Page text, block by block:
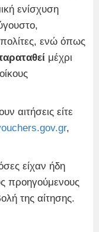
ενίσχυση
ενώ όπως
μέχρι
αιτήσεις είτε
,
είχαν ήδη
προηγούμενους
της αίτησης.